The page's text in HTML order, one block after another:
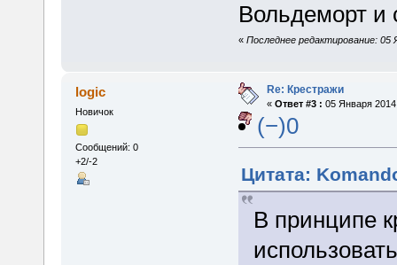
Вольдеморт и
« Последнее редактирование: 05
logic
Новичок
Сообщений: 0
+2/-2
Re: Крестражи
« Ответ #3 : 05 Января
(−)0
Цитата:
В принципе